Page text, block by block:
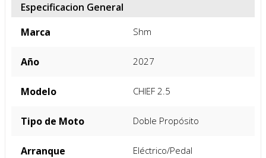
Especificacion General
Marca
Shm
Año 2027
Modelo CHIEF 2.5
Tipo de Moto Doble Propósito
Arranque Eléctrico/Pedal